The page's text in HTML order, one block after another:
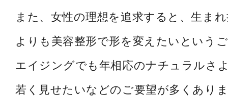
また、女性の理想を追求すると、生ま
よりも美容整形で形を変えたいという
エイジングでも年相応のナチュラルさ
若く見せたいなどのご要望が多くあり